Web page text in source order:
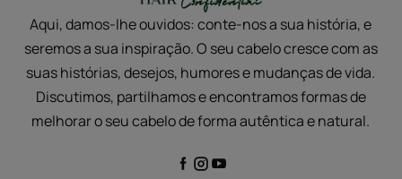
Aqui, damos-lhe ouvidos: conte-nos a sua história, e
seremos a sua inspiração. O seu cabelo cresce com as
suas histórias, desejos, humores e mudanças de vida.
Discutimos, partilhamos e encontramos formas de
melhorar o seu cabelo de forma autêntica e natural.